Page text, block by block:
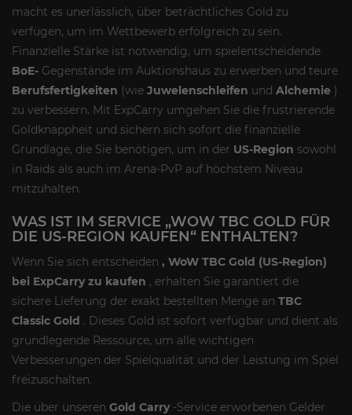
macht es unerlässlich, über beträchtliches Gold zu
verfügen, um im Wettbewerb erfolgreich zu sein.
Finanzielle Stärke ist notwendig, um spielentscheidende
BoE- Gegenstände im Auktionshaus zu erwerben und teure
Berufsfertigkeiten (wie Juwelenschleifen und Alchemie )
zu verbessern. Mit ExpCarry umgehen Sie die frustrierende
Goldknappheit und sichern sich sofort die finanzielle
Grundlage, die Sie benötigen, um in der US-Region sowohl
in Raids als auch im Arena-PvP auf höchstem Niveau
mitzuhalten.
WAS IST IM SERVICE „WOW TBC GOLD FÜR
DIE US-REGION KAUFEN“ ENTHALTEN?
Wenn Sie sich entscheiden , WoW TBC Gold (US-Region)
bei ExpCarry zu kaufen , erhalten Sie garantiert die
sichere Lieferung der exakt bestellten Menge an TBC
Classic Gold . Dieses Gold ist sofort verfügbar und dient als
grundlegende Ressource, um alle wichtigen
Verbesserungen der Spielqualität und der Leistung im Spiel
freizuschalten.
Die über unseren Gold Carry-Service erworbenen Gelder